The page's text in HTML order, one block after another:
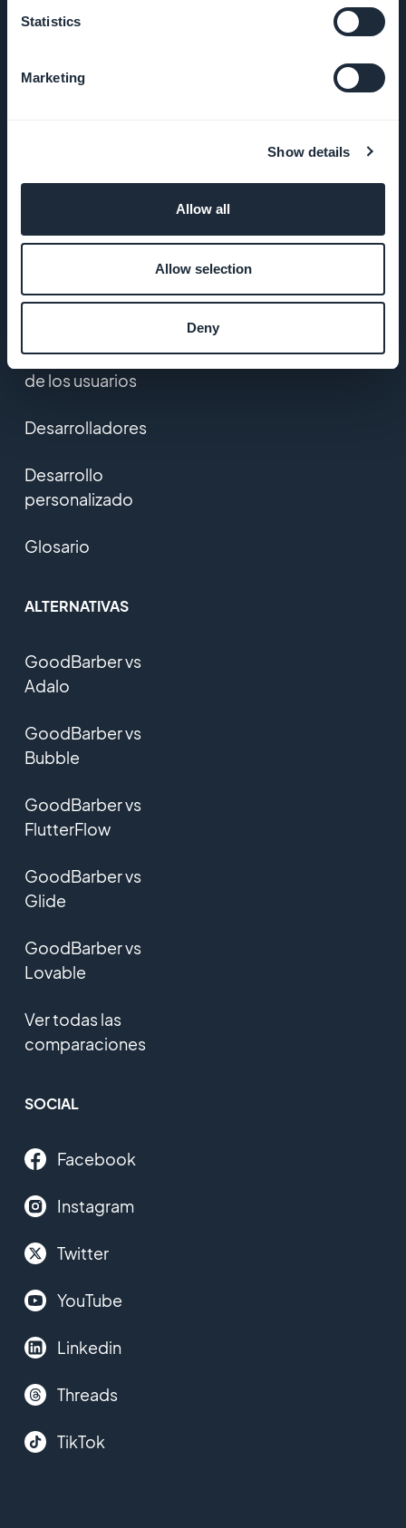
Statistics
Marketing
Show details
Allow all
Allow selection
Deny
Reseller de
Precios
Comentarios
de los usuarios
Desarrolladores
Desarrollo
personalizado
Glosario
ALTERNATIVAS
GoodBarber vs
Adalo
GoodBarber vs
Bubble
GoodBarber vs
FlutterFlow
GoodBarber vs
Glide
GoodBarber vs
Lovable
Ver todas las
comparaciones
SOCIAL
Facebook
Instagram
Twitter
YouTube
Linkedin
Threads
TikTok